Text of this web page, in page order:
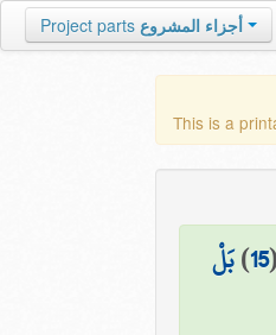
Project parts أجزاء المشروع
This is a
(
15
)بَلْ